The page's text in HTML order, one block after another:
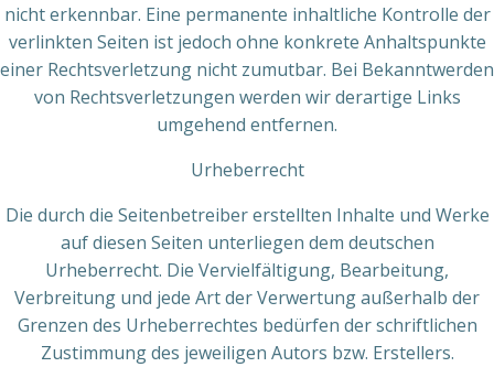
nicht erkennbar. Eine permanente inhaltliche Kontrolle der
verlinkten Seiten ist jedoch ohne konkrete Anhaltspunkte
einer Rechtsverletzung nicht zumutbar. Bei Bekanntwerden
von Rechtsverletzungen werden wir derartige Links
umgehend entfernen.
Urheberrecht
Die durch die Seitenbetreiber erstellten Inhalte und Werke
auf diesen Seiten unterliegen dem deutschen
Urheberrecht. Die Vervielfältigung, Bearbeitung,
Verbreitung und jede Art der Verwertung außerhalb der
Grenzen des Urheberrechtes bedürfen der schriftlichen
Zustimmung des jeweiligen Autors bzw. Erstellers.